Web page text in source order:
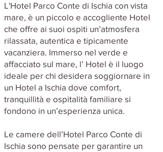
L'Hotel Parco Conte di Ischia con vista
mare, è un piccolo e accogliente Hotel
che offre ai suoi ospiti un’atmosfera
rilassata, autentica e tipicamente
vacanziera. Immerso nel verde e
affacciato sul mare, l’ Hotel è il luogo
ideale per chi desidera soggiornare in
un Hotel a Ischia dove comfort,
tranquillità e ospitalità familiare si
fondono in un’esperienza unica.
Le camere dell’Hotel Parco Conte di
Ischia sono pensate per garantire un